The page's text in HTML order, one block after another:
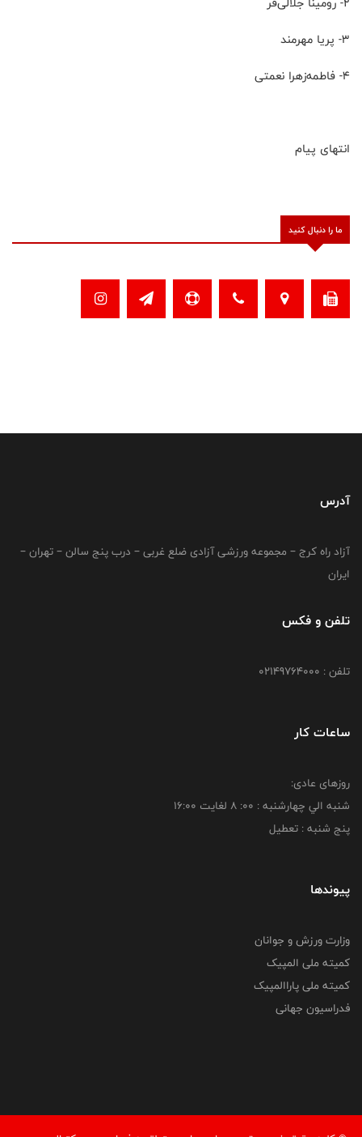
۳- پریا مهرمند
۴- فاطمه‌زهرا نعمتی
انتهای پیام
ما را دنبال کنید
آدرس
آزاد راه کرج – مجموعه ورزشی آزادی ضلع غربی – درب پنج سالن – تهران –
ایران
تلفن و فکس
تلفن : 02149764000
ساعات کار
روزهای عادی:
شنبه الي چهارشنبه : 00: 8 لغايت 16:00
پنج شنبه : تعطیل
پیوندها
وزارت ورزش و جوانان
کمیته ملی المپیک
کمیته ملی پاراالمپیک
فدراسیون جهانی